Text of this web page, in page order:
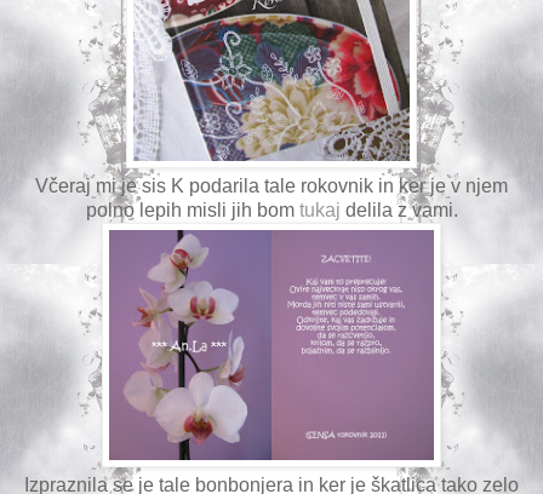
Včeraj mi je sis K podarila tale rokovnik in ker je v njem
polno lepih misli jih bom tukaj delila z vami.
Izpraznila se je tale bonbonjera in ker je škatlica tako zelo